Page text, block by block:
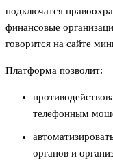
подключатся
финансовые
говорится на сайте
Платформа позволит:
телефонным
органов и